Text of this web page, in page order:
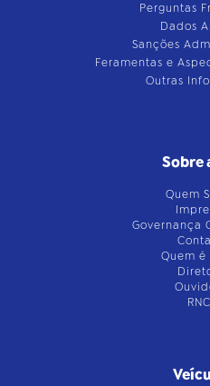
Perguntas
Dados
Sanções
Feramentas e
Outras
Sobre
Quem
Governança
Quem é